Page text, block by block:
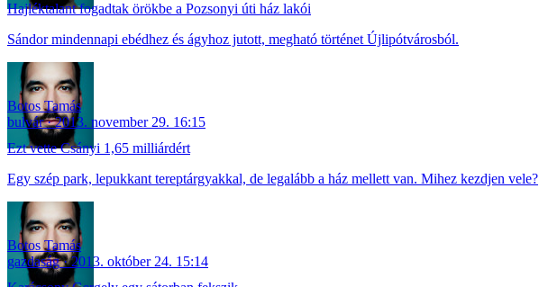
Hajléktalant fogadtak örökbe a Pozsonyi úti ház lakói
Sándor mindennapi ebédhez és ágyhoz jutott, megható történet Újlipótvárosból.
Botos Tamás
bulvár
2013. november 29. 16:15
Ezt vette Csányi 1,65 milliárdért
Egy szép park, lepukkant tereptárgyakkal, de legalább a ház mellett van. Mihez kezdjen vele?
Botos Tamás
gazdaság
2013. október 24. 15:14